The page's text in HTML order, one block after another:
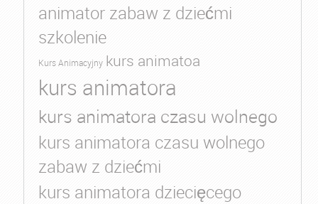
animator zabaw z dziećmi
szkolenie
Kurs Animacyjny kurs animatoa
kurs animatora
kurs animatora czasu wolnego
kurs animatora czasu wolnego
zabaw z dziećmi
kurs animatora dziecięcego